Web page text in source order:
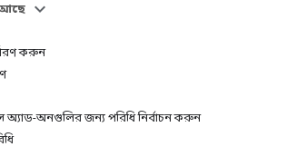
আছে
করুন
অ্যাড-অনগুলির জন্য পরিধি নির্বাচন করুন